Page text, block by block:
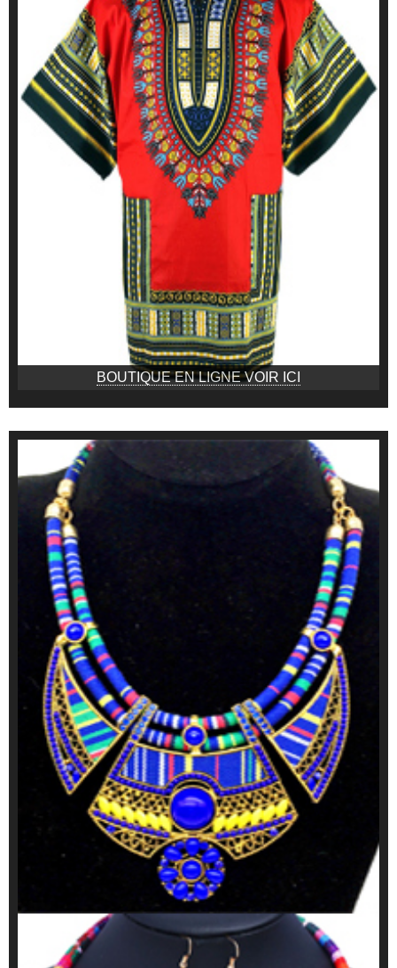
BOUTIQUE EN LIGNE VOIR ICI